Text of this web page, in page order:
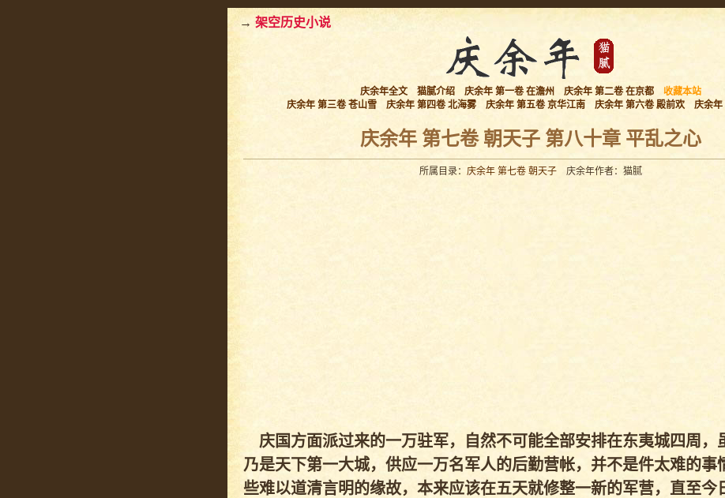
→ 架空历史小说
庆余年全文 猫腻介绍 庆余年 第一卷 在澹州 庆余年 第二卷 在京都
收藏本站
庆余年 第三卷 苍山雪
庆余年 第四卷 北海雾 庆余年 第五卷 京华江南 庆余年 第六卷 殿前欢 庆余年
庆余年 第七卷 朝天子 第八十章 平乱之心
所属目录： 庆余年 第七卷 朝天子 庆余年作者：猫腻
庆国方面派过来的一万驻军，自然不可能全部安排在东夷城四周，
乃是天下第一大城，供应一万名军人的后勤营帐，并不是件太难的事
些难以道清言明的缘故，本来应该在五天就修整一新的军营，直至今